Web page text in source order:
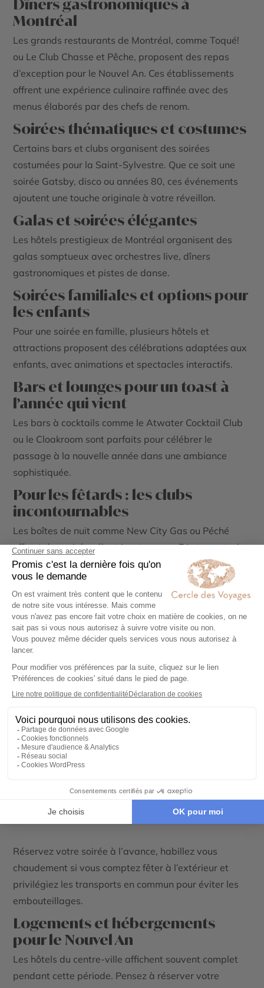
Dîners gastronomiques à
Montréal
Les grands restaurants de Montréal, comme Toqué!
ou Le Club Chasse et Pêche, proposent des repas
d’exception pour le Nouvel An. Ces établissements
offrent une expérience culinaire raffinée avec des
menus élaborés par des chefs de renom.
Soirées thématiques et costumes
Certains bars et clubs organisent des soirées
costumées pour la Saint-Sylvestre. Que ce soit une
soirée Gatsby, disco ou années 80, ces événements
ajoutent une touche originale à votre réveillon.
Galas et soirées élégantes
Les hôtels prestigieux de Montréal organisent des
galas somptueux avec orchestres live, dîners
gastronomiques et pistes de danse.
Soirées familiales et options pour
les enfants
Pour une soirée en famille, plusieurs hôtels et
attractions proposent des célébrations adaptées aux
enfants, avec animations et spectacles interactifs.
Bars et lounges pour un toast à
l’année qui vient
Les bars à cocktails comme le Atwater Cocktail Club
ou le Cloakroom sont parfaits pour célébrer le
passage à la nouvelle année dans une ambiance
sophistiquée.
Pour les fêtards : les clubs
incontournables
Les boîtes de nuit comme New City Gas ou Péché
offrent des soirées électrisantes avec DJ et spectacles
immersifs.
Conseils pratiques pour un
Nouvel An sans tracas
Réservez votre soirée à l’avance, habillez vous
chaudement si vous comptez fêter à l’extérieur et
privilégiez les transports en commun pour éviter les
embouteillages.
Logements et hébergements
pour le Nouvel An
Les hôtels du centre-ville affichent souvent complet
pendant cette période. Pensez à réserver votre